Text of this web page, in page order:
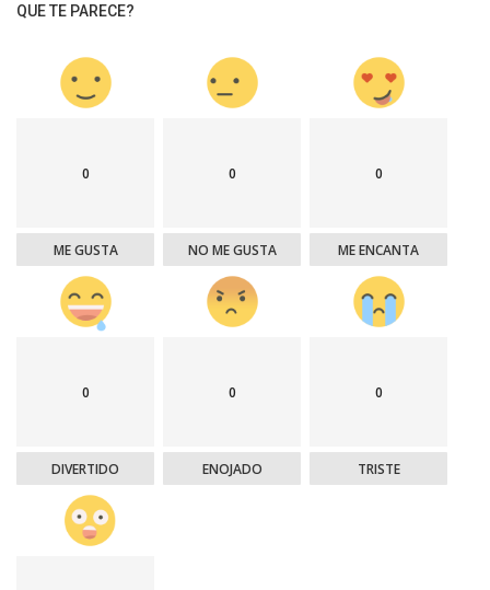
QUE TE PARECE?
0
ME GUSTA
0
NO ME GUSTA
0
ME ENCANTA
0
DIVERTIDO
0
ENOJADO
0
TRISTE